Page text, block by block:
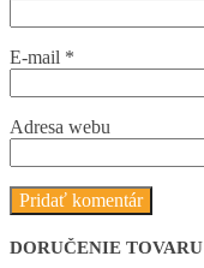
E-mail *
Adresa webu
DORUČENIE TOVARU